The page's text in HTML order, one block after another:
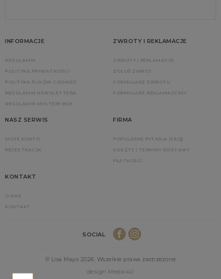
INFORMACJE
REGULAMIN
POLITYKA PRYWATNOŚCI
POLITYKA PLIKÓW COOKIES
REGULAMIN NEWSLETTERA
REGULAMIN MYSTERY BOX
ZWROTY I REKLAMACJE
ZWROTY I REKLAMACJE
ZGŁOŚ ZWROT
FORMULARZ ZWROTU
FORMULARZ REKLAMACYJNY
NASZ SERWIS
MOJE KONTO
REJESTRACJA
FIRMA
POPULARNE PYTANIA (FAQ)
KOSZTY I TERMINY DOSTAWY
PŁATNOŚCI
KONTAKT
O NAS
KONTAKT
SOCIAL
© Lisa Mayo 2026. Wszelkie prawa zastrzeżone
design Media4U